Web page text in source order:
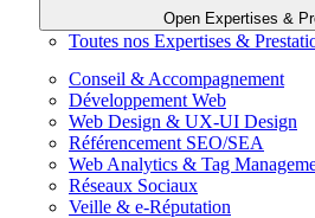
Open Expertises &
Toutes nos Expertises &
Conseil & Accompagnement
Développement Web
Web Design & UX-UI Design
Référencement SEO/SEA
Web Analytics & Tag
Réseaux Sociaux
Veille & e-Réputation